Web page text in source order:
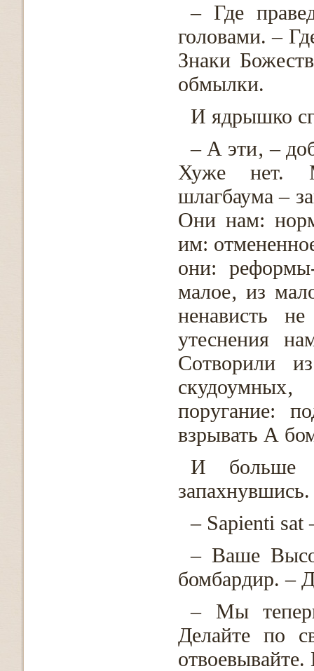
– Где
головами. –
Знаки
обмылки.
И ядрышко
– А эти‚ –
Хуже нет.
шлагбаума –
Они нам:
им:
они:
малое‚ из
ненависть
утеснения
Сотворили
поругание:
взрывать А
И больше
– Sapienti sat
– Ваше
бомбардир. –
– Мы
Делайте по